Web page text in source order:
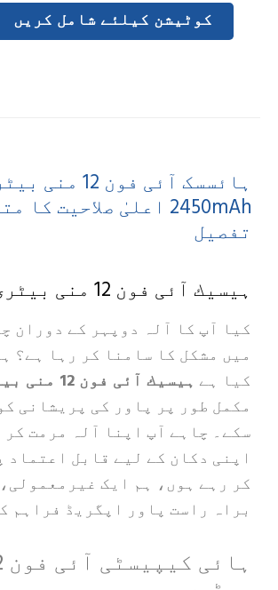
کوٹیشن کیلئے شامل کریں
ہائسسک آئی فون 12 منی بیٹری
2450mAh اعلیٰ صلاحیت کا متبادل
فون 12 منی بیٹری
کا آلہ دوپہر کے دوران چارج
کا سامنا کر رہا ہے؟ ہم نے
ہیسیك آئی فون 12 منی بیٹری
پر پاور کی پریشانی کو ختم
آپ اپنا آلہ مرمت کر رہے
دکان کے لیے قابل اعتماد پرزے
ہوں، ہم ایک غیرمعمولی،
پاور اپگریڈ فراہم کرتے
ہائی کیپیسٹی آئی فون 12 منی